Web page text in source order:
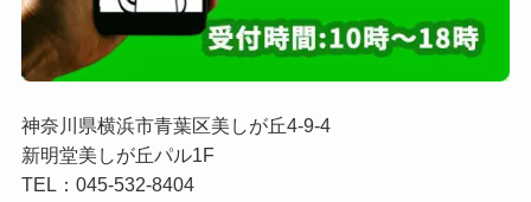
神奈川県横浜市青葉区美しが丘4-9-4
新明堂美しが丘パル1F
TEL：045-532-8404